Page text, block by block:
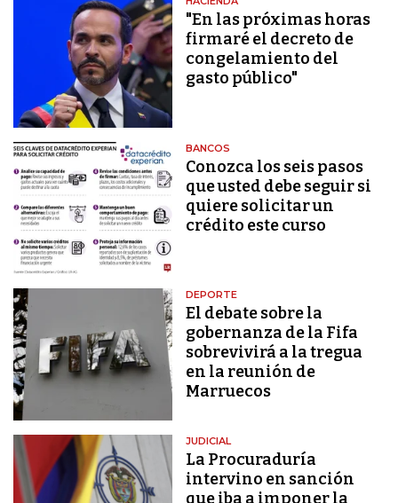
"En las próximas horas
firmaré el decreto de
congelamiento del
gasto público"
BANCOS
Conozca los seis pasos
que usted debe seguir si
quiere solicitar un
crédito este curso
DEPORTE
El debate sobre la
gobernanza de la Fifa
sobrevivirá a la tregua
en la reunión de
Marruecos
JUDICIAL
La Procuraduría
intervino en sanción
que iba a imponer la